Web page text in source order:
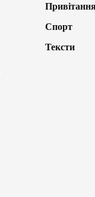
Спорт
Тексти